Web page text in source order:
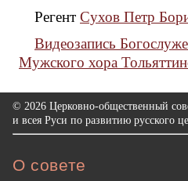
Регент Сухов Петр
Видеозапись
Мужского хора
© 2026 Церковно-общественный
и всея Руси по развитию русского
О совете